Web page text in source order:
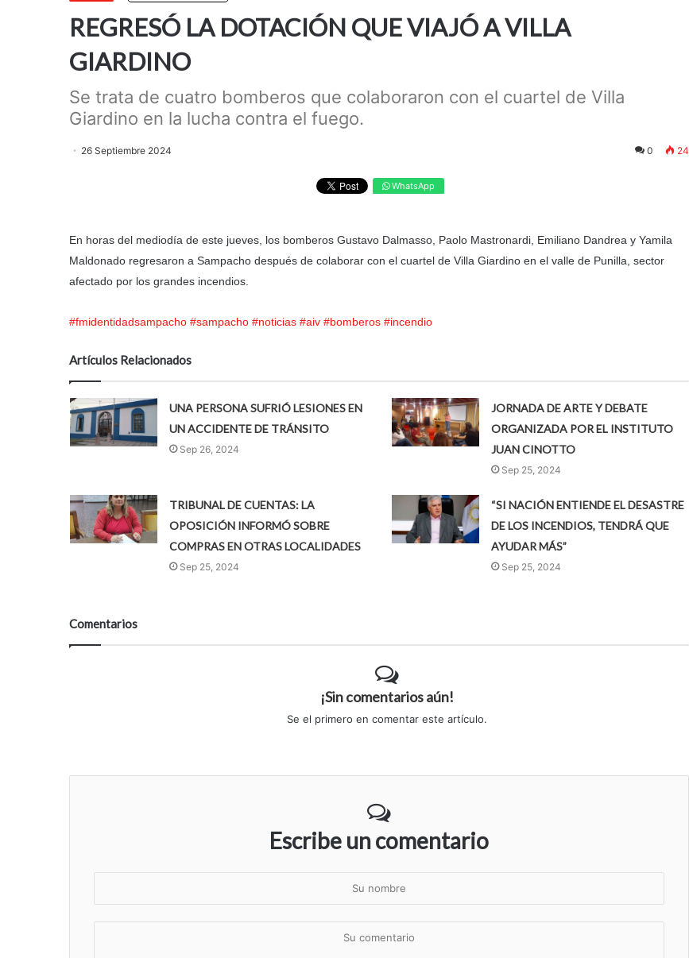
REGRESÓ LA DOTACIÓN QUE VIAJÓ A VILLA
GIARDINO
Se trata de cuatro bomberos que colaboraron con el cuartel de Villa
Giardino en la lucha contra el fuego.
26 Septiembre 2024 0 24
WhatsApp
En horas del mediodía de este jueves, los bomberos Gustavo Dalmasso, Paolo Mastronardi, Emiliano Dandrea y Yamila
Maldonado regresaron a Sampacho después de colaborar con el cuartel de Villa Giardino en el valle de Punilla, sector
afectado por los grandes incendios.
#fmidentidadsampacho #sampacho #noticias #aiv #bomberos #incendio
Artículos Relacionados
UNA PERSONA SUFRIÓ LESIONES EN
UN ACCIDENTE DE TRÁNSITO
Sep 26, 2024
JORNADA DE ARTE Y DEBATE
ORGANIZADA POR EL INSTITUTO
JUAN CINOTTO
Sep 25, 2024
TRIBUNAL DE CUENTAS: LA
OPOSICIÓN INFORMÓ SOBRE
COMPRAS EN OTRAS LOCALIDADES
Sep 25, 2024
“SI NACIÓN ENTIENDE EL DESASTRE
DE LOS INCENDIOS, TENDRÁ QUE
AYUDAR MÁS”
Sep 25, 2024
Comentarios
¡Sin comentarios aún!
Se el primero en comentar este artículo.
Escribe un comentario